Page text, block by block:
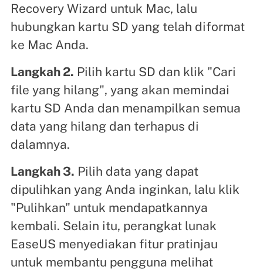
Recovery Wizard untuk Mac, lalu
hubungkan kartu SD yang telah diformat
ke Mac Anda.
Langkah 2. Pilih kartu SD dan klik "Cari
file yang hilang", yang akan memindai
kartu SD Anda dan menampilkan semua
data yang hilang dan terhapus di
dalamnya.
Langkah 3. Pilih data yang dapat
dipulihkan yang Anda inginkan, lalu klik
"Pulihkan" untuk mendapatkannya
kembali. Selain itu, perangkat lunak
EaseUS menyediakan fitur pratinjau
untuk membantu pengguna melihat